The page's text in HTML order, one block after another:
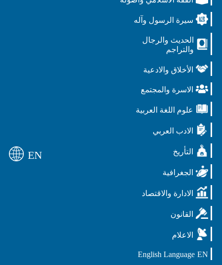
سيرة الرسول وآله
الحديث والرجال
والتراجم
الأخلاق والادعية
الاسرة والمجتمع
علوم اللغة العربية
الادب العربي
التأريخ
الجغرافية
الادارة والاقتصاد
القانون
الاعلام
EN
English Language
EN